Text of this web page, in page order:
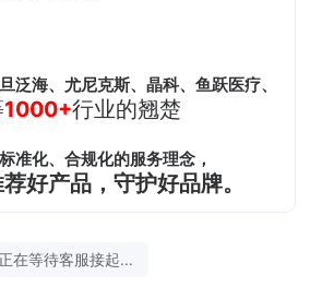
泛海、尤尼克斯、晶科、鱼跃医疗、
1000+行业的翘楚
准化、合规化的服务理念，
好产品，守护好品牌。
正在等待客服接起...